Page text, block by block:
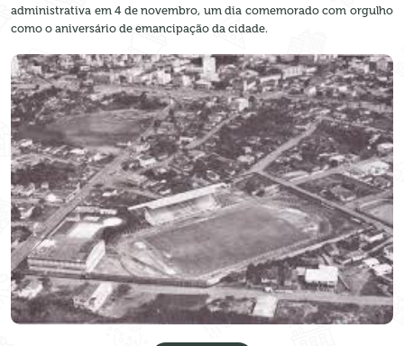
administrativa em 4 de novembro, um dia comemorado com orgulho
como o aniversário de emancipação da cidade.